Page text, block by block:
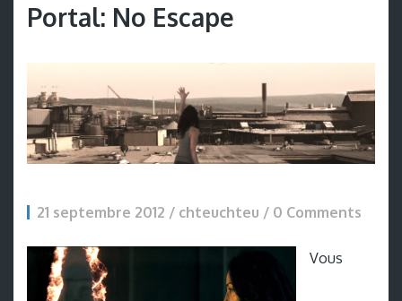
Portal: No Escape
21 septembre 2012 / chteuchteu / 0 Comments
Vous